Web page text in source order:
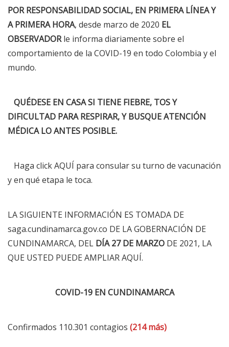
POR RESPONSABILIDAD SOCIAL, EN PRIMERA LÍNEA Y
A PRIMERA HORA, desde marzo de 2020 EL
OBSERVADORle informa diariamente sobre el
comportamiento de la COVID-19 en todo Colombia y el
mundo.
QUÉDESE EN CASA SI TIENE FIEBRE, TOS Y
DIFICULTAD PARA RESPIRAR, Y BUSQUE ATENCIÓN
MÉDICA LO ANTES POSIBLE.
Haga clickAQUÍ para consular su turno de vacunación
y en qué etapa le toca.
LA SIGUIENTE INFORMACIÓN ES TOMADA DE
saga.cundinamarca.gov.co DE LA GOBERNACIÓN DE
CUNDINAMARCA, DEL DÍA 27 DE MARZO DE 2021, LA
QUE USTED PUEDE AMPLIARAQUÍ.
COVID-19 EN CUNDINAMARCA
Confirmados 110.301 contagios (214 más)